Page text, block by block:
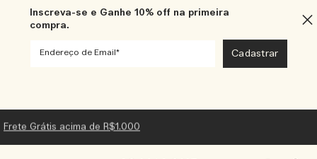
Inscreva-se e Ganhe 10% off na primeira
compra.
Frete Grátis acima de R$1.000